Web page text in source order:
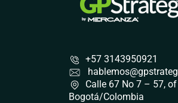
+57 3143950921
Calle 67 No 7 – 57,
Bogotá/Colombia